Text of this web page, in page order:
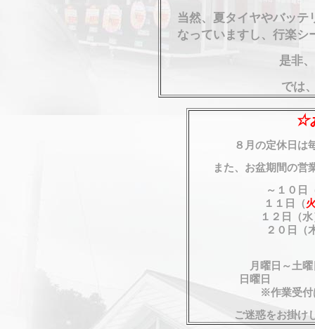
当然、夏タイヤやバッテ
なっていますし、行楽シ
是非
では
☆
８月の定休日は
また、お盆期間の営
～１０
１１日（
１２日（水
２０日
月曜日～土
日曜日 ９
※作業受付
ご迷惑をお掛け